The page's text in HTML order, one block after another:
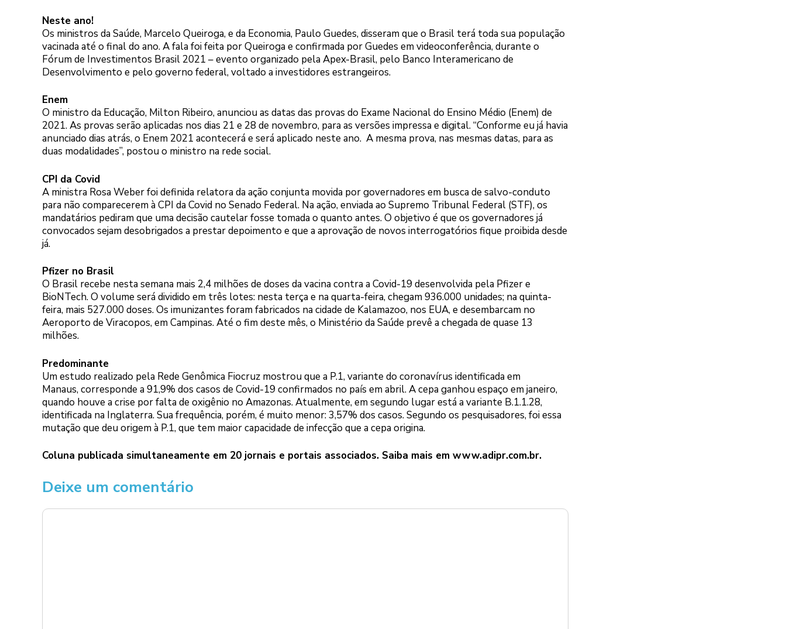
Neste ano!
Os ministros da Saúde, Marcelo Queiroga, e da Economia, Paulo Guedes, disseram que o Brasil terá toda sua população
vacinada até o final do ano. A fala foi feita por Queiroga e confirmada por Guedes em videoconferência, durante o
Fórum de Investimentos Brasil 2021 – evento organizado pela Apex-Brasil, pelo Banco Interamericano de
Desenvolvimento e pelo governo federal, voltado a investidores estrangeiros.
Enem
O ministro da Educação, Milton Ribeiro, anunciou as datas das provas do Exame Nacional do Ensino Médio (Enem) de
2021. As provas serão aplicadas nos dias 21 e 28 de novembro, para as versões impressa e digital. “Conforme eu já havia
anunciado dias atrás, o Enem 2021 acontecerá e será aplicado neste ano. A mesma prova, nas mesmas datas, para as
duas modalidades”, postou o ministro na rede social.
CPI da Covid
A ministra Rosa Weber foi definida relatora da ação conjunta movida por governadores em busca de salvo-conduto
para não comparecerem à CPI da Covid no Senado Federal. Na ação, enviada ao Supremo Tribunal Federal (STF), os
mandatários pediram que uma decisão cautelar fosse tomada o quanto antes. O objetivo é que os governadores já
convocados sejam desobrigados a prestar depoimento e que a aprovação de novos interrogatórios fique proibida desde
já.
Pfizer no Brasil
O Brasil recebe nesta semana mais 2,4 milhões de doses da vacina contra a Covid-19 desenvolvida pela Pfizer e
BioNTech. O volume será dividido em três lotes: nesta terça e na quarta-feira, chegam 936.000 unidades; na quinta-
feira, mais 527.000 doses. Os imunizantes foram fabricados na cidade de Kalamazoo, nos EUA, e desembarcam no
Aeroporto de Viracopos, em Campinas. Até o fim deste mês, o Ministério da Saúde prevê a chegada de quase 13
milhões.
Predominante
Um estudo realizado pela Rede Genômica Fiocruz mostrou que a P.1, variante do coronavírus identificada em
Manaus, corresponde a 91,9% dos casos de Covid-19 confirmados no país em abril. A cepa ganhou espaço em janeiro,
quando houve a crise por falta de oxigênio no Amazonas. Atualmente, em segundo lugar está a variante B.1.1.28,
identificada na Inglaterra. Sua frequência, porém, é muito menor: 3,57% dos casos. Segundo os pesquisadores, foi essa
mutação que deu origem à P.1, que tem maior capacidade de infecção que a cepa origina.
Coluna publicada simultaneamente em 20 jornais e portais associados. Saiba mais em www.adipr.com.br.
Deixe um comentário
Comentário